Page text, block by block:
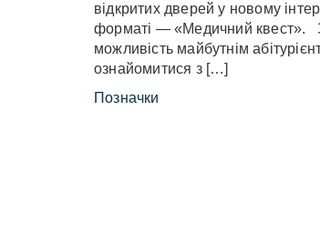
відкритих дверей у новому
форматі — «Медичний квест».
можливість майбутнім
ознайомитися з […]
Позначки